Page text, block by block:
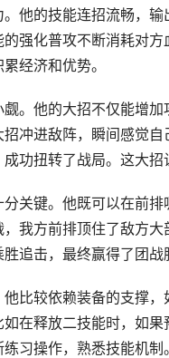
他的技能连招流畅，
强化普攻不断消耗对
经济和优势。
。他的大招不仅能增
冲进敌阵，瞬间感觉
功扭转了战局。这大
关键。他既可以在前
我方前排顶住了敌方
追击，最终赢得了团
比较依赖装备的支撑
在释放二技能时，如
习操作，熟悉技能机制。